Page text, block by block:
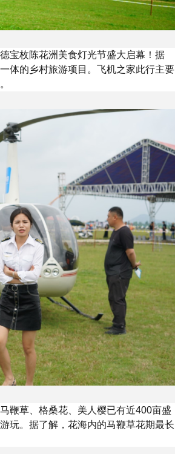
宝枚陈花洲美食灯光节盛大启幕！据
体的乡村旅游项目。飞机之家此行主要
鞭草、格桑花、美人樱已有近400亩盛
玩。据了解，花海内的马鞭草花期最长